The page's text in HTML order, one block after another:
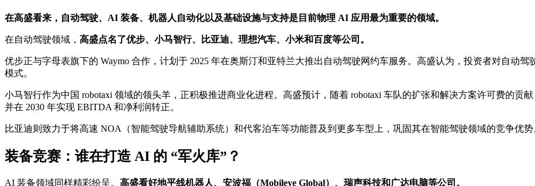
在高盛看来，自动驾驶、AI 装备、机器人自动化以及基础设施与支持是目前物理 AI 应用最为重要的领域。
在自动驾驶领域， 高盛点名了优步、小马智行、比亚迪、理想汽车、小米和百度等公司。
优步正与字母表旗下的 Waymo 合作，计划于 2025 年在奥斯汀和亚特兰大推出自动驾驶网约车服务。高盛认为，投资者对自动
模式。
小马智行作为中国 robotaxi 领域的领头羊，正积极推进商业化进程。高盛预计，随着 robotaxi 车队的扩张和解决方案许可费的贡献
并在 2030 年实现 EBITDA 和净利润转正。
比亚迪则致力于将高速 NOA（智能驾驶导航辅助系统）和代客泊车等功能普及到更多车型上，巩固其在智能驾驶领域的竞争优势
装备竞赛：谁在打造 AI 的 “军火库”？
AI 装备领域同样精彩纷呈。 高盛看好地平线机器人、安波福（Mobileye Global）、瑞声科技和广达电脑等公司。